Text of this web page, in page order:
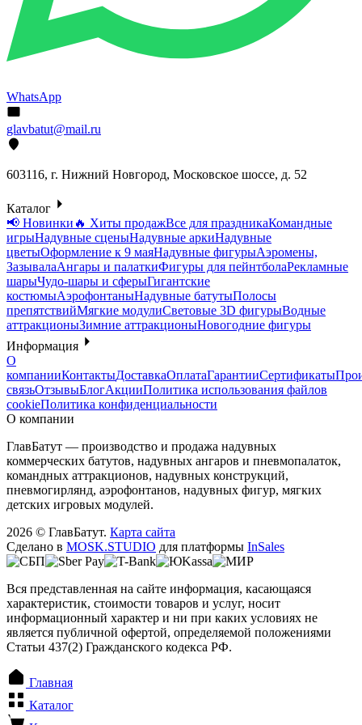
WhatsApp
glavbatut@mail.ru
603116, г. Нижний Новгород, Московское шоссе, д. 52
Каталог
📢 Новинки 🔥 Хиты продажВсе для праздникаКомандные
игрыНадувные сценыНадувные аркиНадувные
цветыОформление к 9 маяНадувные фигурыАэромены,
ЗазывалаАнгары и палаткиФигуры для пейнтболаРекламные
шарыЧудо-шары и сферыГигантские
костюмыАэрофонтаныНадувные батутыПолосы
препятствийМягкие модулиСветовые 3D фигурыВодные
аттракционыЗимние аттракционыНовогодние фигуры
Информация
О
компанииКонтактыДоставкаОплатаГарантииСертификаты
связьОтзывыБлогАкцииПолитика использования файлов
cookieПолитика конфиденциальности
О компании
ГлавБатут — производство и продажа надувных
коммерческих батутов, надувных ангаров и пневмопалаток,
командных аттракционов, надувных конструкций,
пневмогирлянд, аэрофонтанов, надувных фигур, мягких
детских игровых модулей.
2026 © ГлавБатут. Карта сайта
Сделано в MOSK.STUDIO для платформы InSales
Вся представленная на сайте информация, касающаяся
характеристик, стоимости товаров и услуг, носит
информационный характер и ни при каких условиях не
является публичной офертой, определяемой положениями
Статьи 437(2) Гражданского кодекса РФ.
Главная
Каталог